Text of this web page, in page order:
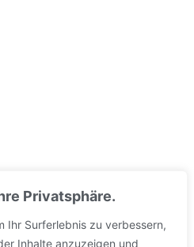
Privatsphäre.
Ihr Surferlebnis zu verbessern,
Inhalte anzuzeigen und